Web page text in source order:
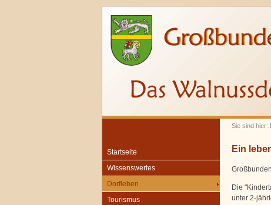
Sie sind hier:
Startseite
Wissenswertes
Dorfleben
Tourismus
Ein
Die
unter 2-